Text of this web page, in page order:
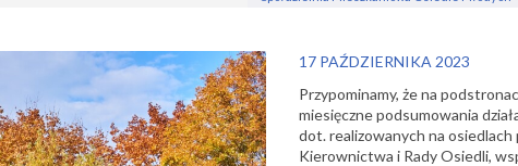
17 PAŹDZIERNIKA 2023
Przypominamy, że na
miesięczne podsumowania
dot. realizowanych na
Kierownictwa i Rady Osiedli,